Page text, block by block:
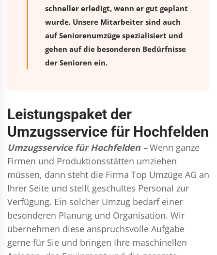
schneller erledigt, wenn er gut geplant
wurde. Unsere Mitarbeiter sind auch
auf Seniorenumzüge spezialisiert und
gehen auf die besonderen Bedürfnisse
der Senioren ein.
Leistungspaket der
Umzugsservice für Hochfelden
Umzugsservice für Hochfelden – Wenn ganze
Firmen und Produktionsstätten umziehen
müssen, dann steht die Firma Top Umzüge AG an
Ihrer Seite und stellt geschultes Personal zur
Verfügung. Ein solcher Umzug bedarf einer
besonderen Planung und Organisation. Wir
übernehmen diese anspruchsvolle Aufgabe
gerne für Sie und bringen Ihre maschinellen